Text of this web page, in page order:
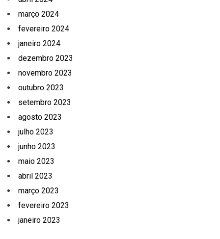
março 2024
fevereiro 2024
janeiro 2024
dezembro 2023
novembro 2023
outubro 2023
setembro 2023
agosto 2023
julho 2023
junho 2023
maio 2023
abril 2023
março 2023
fevereiro 2023
janeiro 2023